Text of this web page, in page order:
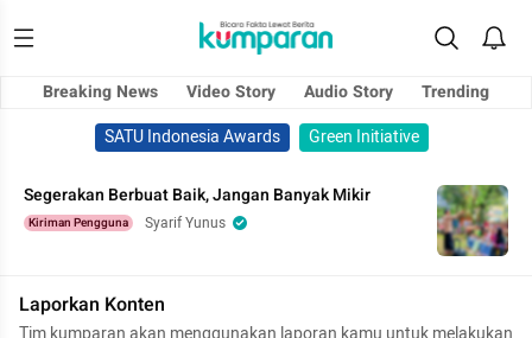
Breaking News Video Story Audio Story
Trending
SATU Indonesia Awards
Green Initiative
Segerakan Berbuat Baik, Jangan Banyak Mikir
Kiriman Pengguna Syarif Yunus
Laporkan Konten